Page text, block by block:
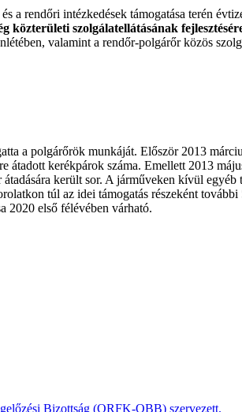
rendőri intézkedések támogatása terén
közterületi szolgálatellátásának
valamint a rendőr-polgárőr közös
a polgárőrök munkáját. Először 2013
átadott kerékpárok száma. Emellett 2013
került sor. A járműveken kívül
túl az idei támogatás részeként
2020 első félévében várható.
Bizottság (ORFK-OBB) szervezett.